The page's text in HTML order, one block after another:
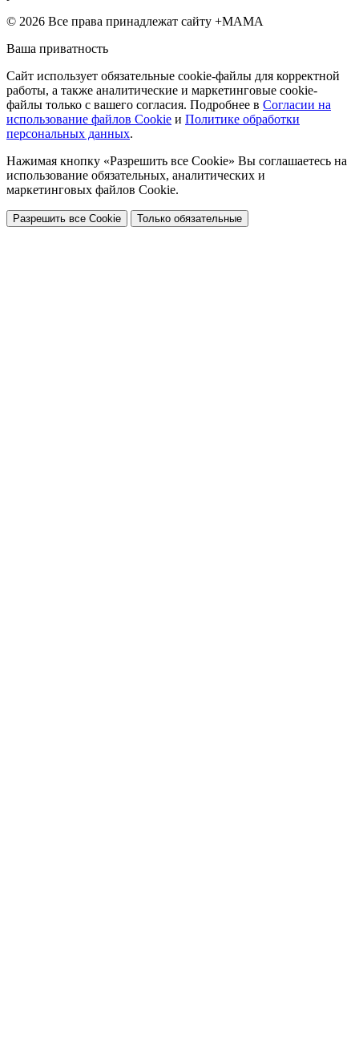
© 2026 Все права принадлежат сайту +МАМА
Ваша приватность
Сайт использует обязательные cookie-файлы для корректной
работы, а также аналитические и маркетинговые cookie-
файлы только с вашего согласия. Подробнее в Согласии на
использование файлов Cookie и Политике обработки
персональных данных.
Нажимая кнопку «Разрешить все Cookie» Вы соглашаетесь на
использование обязательных, аналитических и
маркетинговых файлов Cookie.
Разрешить все Cookie Только обязательные